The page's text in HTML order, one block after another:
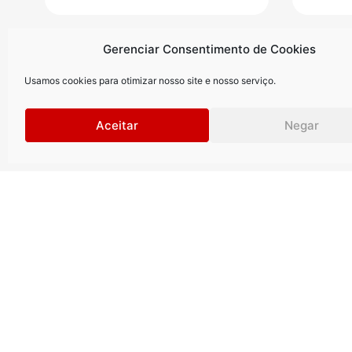
Gerenciar Consentimento de Cookies
Usamos cookies para otimizar nosso site e nosso serviço.
Aceitar Negar